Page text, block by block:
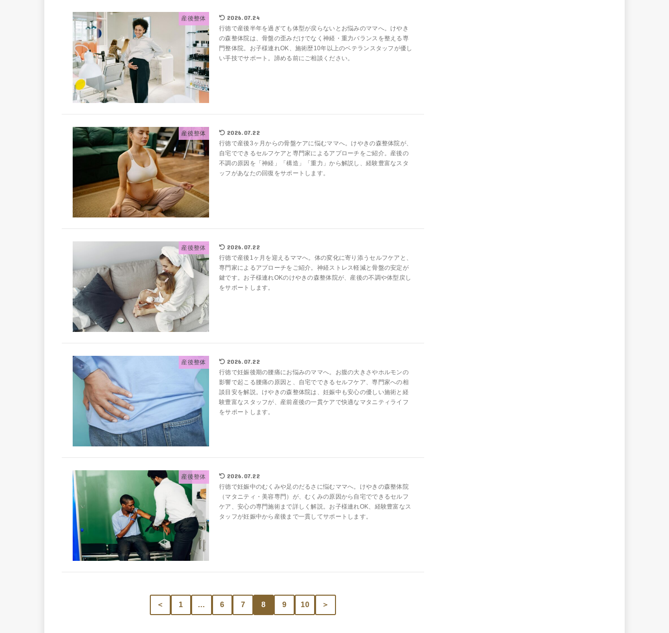
産後整体 2026.07.24
行徳で産後半年を過ぎても体型が戻らないとお悩みのママへ。けやき
の森整体院は、骨盤の歪みだけでなく神経・重力バランスを整える専
門整体院。お子様連れOK、施術歴10年以上のベテランスタッフが優し
い手技でサポート。諦める前にご相談ください。
産後整体 2026.07.22
行徳で産後3ヶ月からの骨盤ケアに悩むママへ。けやきの森整体院が、
自宅でできるセルフケアと専門家によるアプローチをご紹介。産後の
不調の原因を「神経」「構造」「重力」から解説し、経験豊富なスタ
ッフがあなたの回復をサポートします。
産後整体 2026.07.22
行徳で産後1ヶ月を迎えるママへ。体の変化に寄り添うセルフケアと、
専門家によるアプローチをご紹介。神経ストレス軽減と骨盤の安定が
鍵です。お子様連れOKのけやきの森整体院が、産後の不調や体型戻し
をサポートします。
産後整体 2026.07.22
行徳で妊娠後期の腰痛にお悩みのママへ。お腹の大きさやホルモンの
影響で起こる腰痛の原因と、自宅でできるセルフケア、専門家への相
談目安を解説。けやきの森整体院は、妊娠中も安心の優しい施術と経
験豊富なスタッフが、産前産後の一貫ケアで快適なマタニティライフ
をサポートします。
産後整体 2026.07.22
行徳で妊娠中のむくみや足のだるさに悩むママへ。けやきの森整体院
（マタニティ・美容専門）が、むくみの原因から自宅でできるセルフ
ケア、安心の専門施術まで詳しく解説。お子様連れOK、経験豊富なス
タッフが妊娠中から産後まで一貫してサポートします。
＜ 1 … 6 7 8 9 10 ＞